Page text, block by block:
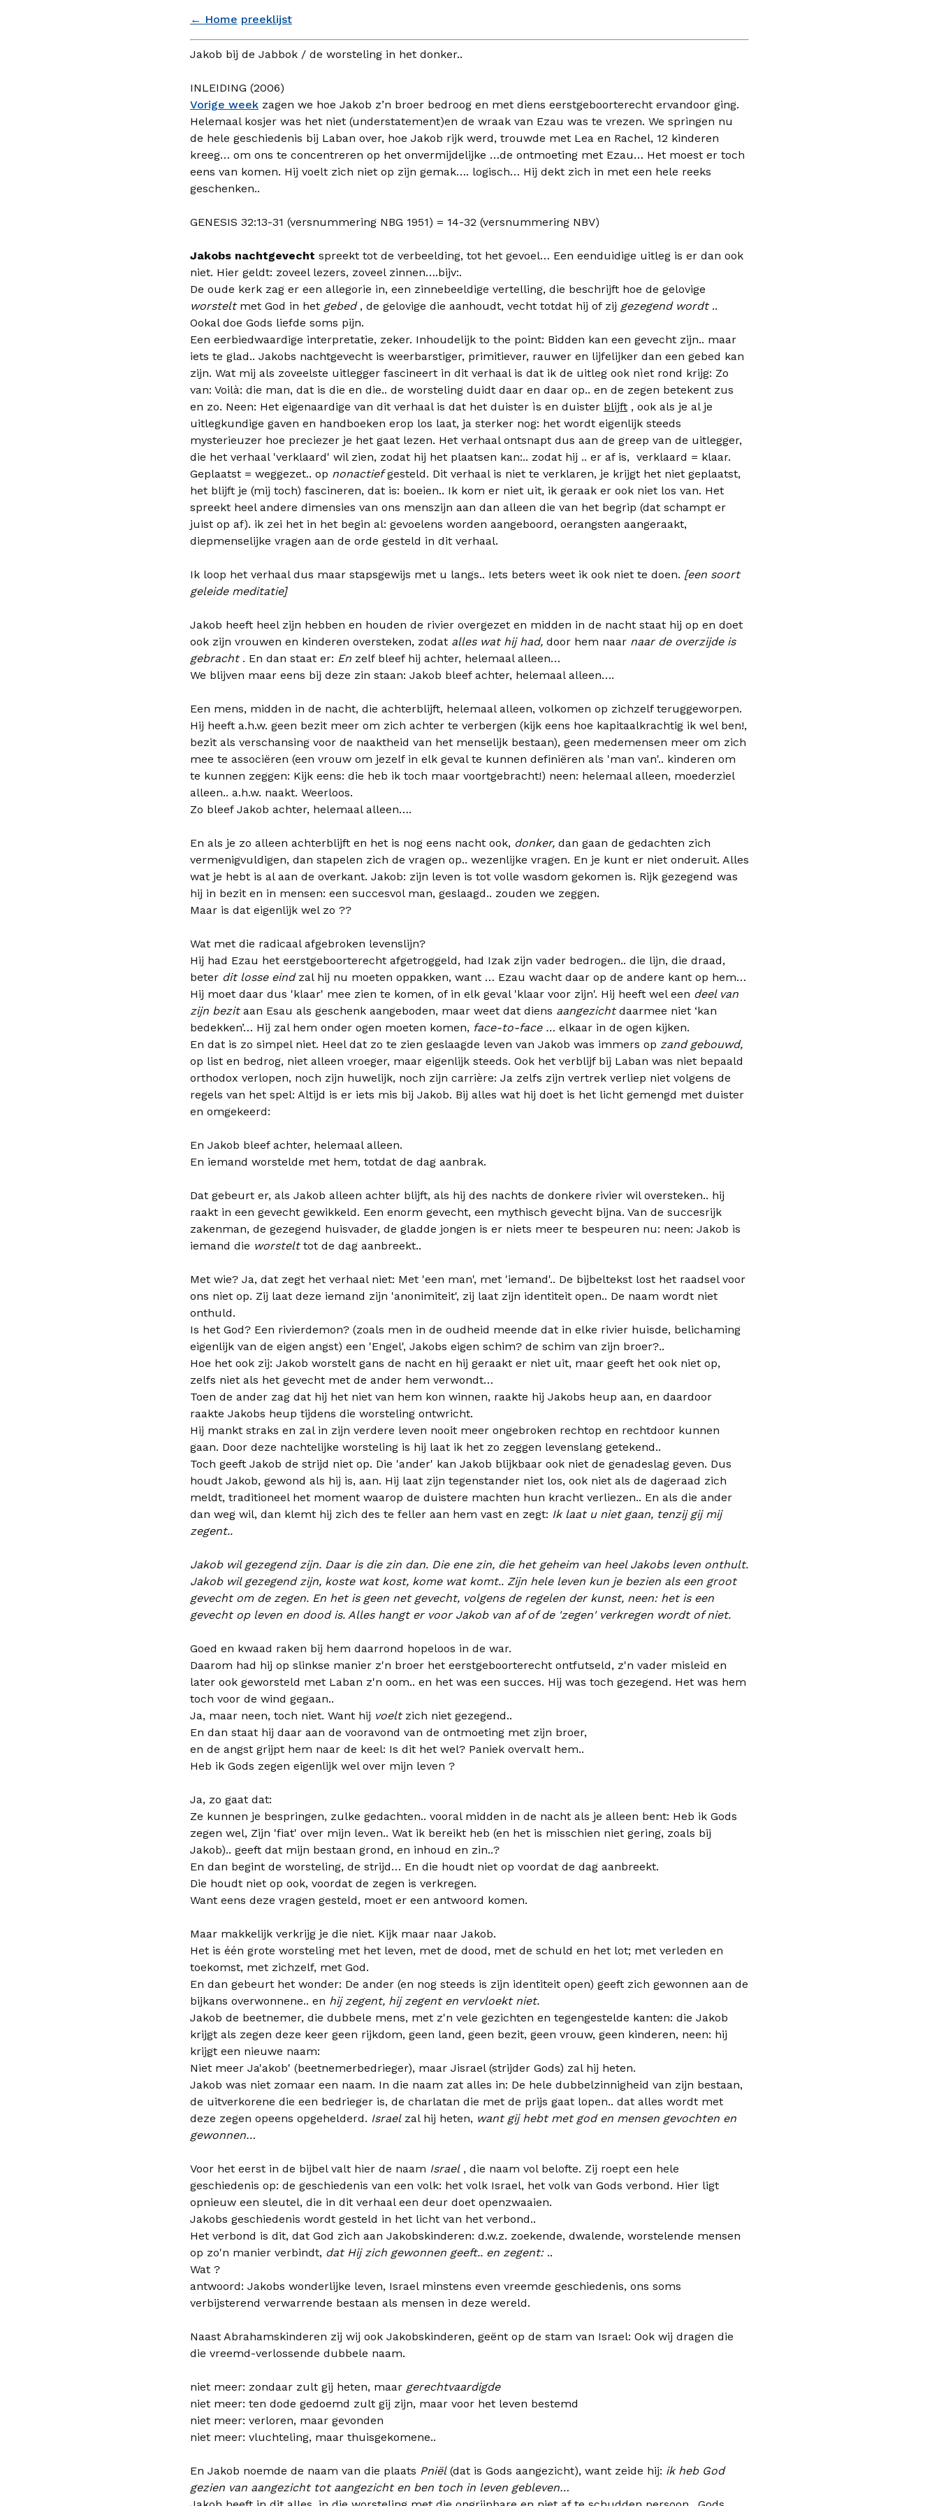
← Home preeklijst
Jakob bij de Jabbok / de worsteling in het donker..
INLEIDING (2006)
Vorige week zagen we hoe Jakob z’n broer bedroog en met diens eerstgeboorterecht ervandoor ging.
Helemaal kosjer was het niet (understatement)en de wraak van Ezau was te vrezen. We springen nu
de hele geschiedenis bij Laban over, hoe Jakob rijk werd, trouwde met Lea en Rachel, 12 kinderen
kreeg… om ons te concentreren op het onvermijdelijke …de ontmoeting met Ezau… Het moest er toch
eens van komen. Hij voelt zich niet op zijn gemak…. logisch… Hij dekt zich in met een hele reeks
geschenken..
GENESIS 32:13-31 (versnummering NBG 1951) = 14-32 (versnummering NBV)
Jakobs nachtgevecht spreekt tot de verbeelding, tot het gevoel… Een eenduidige uitleg is er dan ook
niet. Hier geldt: zoveel lezers, zoveel zinnen….bijv:.
De oude kerk zag er een allegorie in, een zinnebeeldige vertelling, die beschrijft hoe de gelovige
worsteltmet God in het gebed, de gelovige die aanhoudt, vecht totdat hij of zij gezegend wordt..
Ookal doe Gods liefde soms pijn.
Een eerbiedwaardige interpretatie, zeker. Inhoudelijk to the point: Bidden kan een gevecht zijn.. maar
iets te glad.. Jakobs nachtgevecht is weerbarstiger, primitiever, rauwer en lijfelijker dan een gebed kan
zijn. Wat mij als zoveelste uitlegger fascineert in dit verhaal is dat ik de uitleg ook nìet rond krijg: Zo
van: Voilà: die man, dat is die en die.. de worsteling duidt daar en daar op.. en de zegen betekent zus
en zo. Neen: Het eigenaardige van dit verhaal is dat het duister ìs en duister blijft , ook als je al je
uitlegkundige gaven en handboeken erop los laat, ja sterker nog: het wordt eigenlijk steeds
mysterieuzer hoe preciezer je het gaat lezen. Het verhaal ontsnapt dus aan de greep van de uitlegger,
die het verhaal 'verklaard' wil zien, zodat hij het plaatsen kan:.. zodat hij .. er af is, verklaard = klaar.
Geplaatst = weggezet.. op nonactiefgesteld. Dit verhaal is niet te verklaren, je krijgt het niet geplaatst,
het blijft je (mij toch) fascineren, dat is: boeien.. Ik kom er niet uit, ik geraak er ook niet los van. Het
spreekt heel andere dimensies van ons menszijn aan dan alleen die van het begrip (dat schampt er
juist op af). ik zei het in het begin al: gevoelens worden aangeboord, oerangsten aangeraakt,
diepmenselijke vragen aan de orde gesteld in dit verhaal.
Ik loop het verhaal dus maar stapsgewijs met u langs.. Iets beters weet ik ook niet te doen. [een soort
geleide meditatie]
Jakob heeft heel zijn hebben en houden de rivier overgezet en midden in de nacht staat hij op en doet
ook zijn vrouwen en kinderen oversteken, zodat alles wat hij had, door hem naar naar de overzijde is
gebracht. En dan staat er: En zelf bleef hij achter, helemaal alleen…
We blijven maar eens bij deze zin staan: Jakob bleef achter, helemaal alleen….
Een mens, midden in de nacht, die achterblijft, helemaal alleen, volkomen op zichzelf teruggeworpen.
Hij heeft a.h.w. geen bezit meer om zich achter te verbergen (kijk eens hoe kapitaalkrachtig ik wel ben!,
bezit als verschansing voor de naaktheid van het menselijk bestaan), geen medemensen meer om zich
mee te associëren (een vrouw om jezelf in elk geval te kunnen definiëren als 'man van'.. kinderen om
te kunnen zeggen: Kijk eens: die heb ik toch maar voortgebracht!) neen: helemaal alleen, moederziel
alleen.. a.h.w. naakt. Weerloos.
Zo bleef Jakob achter, helemaal alleen….
En als je zo alleen achterblijft en het is nog eens nacht ook, donker, dan gaan de gedachten zich
vermenigvuldigen, dan stapelen zich de vragen op.. wezenlijke vragen. En je kunt er niet onderuit. Alles
wat je hebt is al aan de overkant. Jakob: zijn leven is tot volle wasdom gekomen is. Rijk gezegend was
hij in bezit en in mensen: een succesvol man, geslaagd.. zouden we zeggen.
Maar is dat eigenlijk wel zo ??
Wat met die radicaal afgebroken levenslijn?
Hij had Ezau het eerstgeboorterecht afgetroggeld, had Izak zijn vader bedrogen.. die lijn, die draad,
beter dit losse eindzal hij nu moeten oppakken, want … Ezau wacht daar op de andere kant op hem…
Hij moet daar dus 'klaar' mee zien te komen, of in elk geval 'klaar voor zijn'. Hij heeft wel een deel van
zijn bezitaan Esau als geschenk aangeboden, maar weet dat diens aangezichtdaarmee niet ‘kan
bedekken’… Hij zal hem onder ogen moeten komen, face-to-face … elkaar in de ogen kijken.
En dat is zo simpel niet. Heel dat zo te zien geslaagde leven van Jakob was immers op zand gebouwd,
op list en bedrog, niet alleen vroeger, maar eigenlijk steeds. Ook het verblijf bij Laban was niet bepaald
orthodox verlopen, noch zijn huwelijk, noch zijn carrière: Ja zelfs zijn vertrek verliep niet volgens de
regels van het spel: Altijd is er iets mis bij Jakob. Bij alles wat hij doet is het licht gemengd met duister
en omgekeerd:
En Jakob bleef achter, helemaal alleen.
En iemand worstelde met hem, totdat de dag aanbrak.
Dat gebeurt er, als Jakob alleen achter blijft, als hij des nachts de donkere rivier wil oversteken.. hij
raakt in een gevecht gewikkeld. Een enorm gevecht, een mythisch gevecht bijna. Van de succesrijk
zakenman, de gezegend huisvader, de gladde jongen is er niets meer te bespeuren nu: neen: Jakob is
iemand die worstelttot de dag aanbreekt..
Met wie? Ja, dat zegt het verhaal niet: Met 'een man', met 'iemand'.. De bijbeltekst lost het raadsel voor
ons niet op. Zij laat deze iemand zijn 'anonimiteit', zij laat zijn identiteit open.. De naam wordt niet
onthuld.
Is het God? Een rivierdemon? (zoals men in de oudheid meende dat in elke rivier huisde, belichaming
eigenlijk van de eigen angst) een 'Engel', Jakobs eigen schim? de schim van zijn broer?..
Hoe het ook zij: Jakob worstelt gans de nacht en hij geraakt er niet uit, maar geeft het ook niet op,
zelfs niet als het gevecht met de ander hem verwondt…
Toen de ander zag dat hij het niet van hem kon winnen, raakte hij Jakobs heup aan, en daardoor
raakte Jakobs heup tijdens die worsteling ontwricht.
Hij mankt straks en zal in zijn verdere leven nooit meer ongebroken rechtop en rechtdoor kunnen
gaan. Door deze nachtelijke worsteling is hij laat ik het zo zeggen levenslang getekend..
Toch geeft Jakob de strijd niet op. Die 'ander' kan Jakob blijkbaar ook niet de genadeslag geven. Dus
houdt Jakob, gewond als hij is, aan. Hij laat zijn tegenstander niet los, ook niet als de dageraad zich
meldt, traditioneel het moment waarop de duistere machten hun kracht verliezen.. En als die ander
dan weg wil, dan klemt hij zich des te feller aan hem vast en zegt: Ik laat u niet gaan, tenzij gij mij
zegent..
Jakob wil gezegend zijn. Daar is die zin dan. Die ene zin, die het geheim van heel Jakobs leven onthult.
Jakob wil gezegend zijn, koste wat kost, kome wat komt.. Zijn hele leven kun je bezien als een groot
gevecht om de zegen. En het is geen net gevecht, volgens de regelen der kunst, neen: het is een
gevecht op leven en dood is. Alles hangt er voor Jakob van af of de 'zegen' verkregen wordt of niet.
Goed en kwaad raken bij hem daarrond hopeloos in de war.
Daarom had hij op slinkse manier z'n broer het eerstgeboorterecht ontfutseld, z'n vader misleid en
later ook geworsteld met Laban z'n oom.. en het was een succes. Hij was toch gezegend. Het was hem
toch voor de wind gegaan..
Ja, maar neen, toch niet. Want hij voeltzich niet gezegend..
En dan staat hij daar aan de vooravond van de ontmoeting met zijn broer,
en de angst grijpt hem naar de keel: Is dit het wel? Paniek overvalt hem..
Heb ik Gods zegen eigenlijk wel over mijn leven ?
Ja, zo gaat dat:
Ze kunnen je bespringen, zulke gedachten.. vooral midden in de nacht als je alleen bent: Heb ik Gods
zegen wel, Zijn 'fiat' over mijn leven.. Wat ik bereikt heb (en het is misschien niet gering, zoals bij
Jakob).. geeft dat mijn bestaan grond, en inhoud en zin..?
En dan begint de worsteling, de strijd… En die houdt niet op voordat de dag aanbreekt.
Die houdt niet op ook, voordat de zegen is verkregen.
Want eens deze vragen gesteld, moet er een antwoord komen.
Maar makkelijk verkrijg je die niet. Kijk maar naar Jakob.
Het is één grote worsteling met het leven, met de dood, met de schuld en het lot; met verleden en
toekomst, met zichzelf, met God.
En dan gebeurt het wonder: De ander (en nog steeds is zijn identiteit open) geeft zich gewonnen aan de
bijkans overwonnene.. en hij zegent, hij zegent en vervloekt niet.
Jakob de beetnemer, die dubbele mens, met z'n vele gezichten en tegengestelde kanten: die Jakob
krijgt als zegen deze keer geen rijkdom, geen land, geen bezit, geen vrouw, geen kinderen, neen: hij
krijgt een nieuwe naam:
Niet meer Ja'akob' (beetnemerbedrieger), maar Jisrael (strijder Gods) zal hij heten.
Jakob was niet zomaar een naam. In die naam zat alles in: De hele dubbelzinnigheid van zijn bestaan,
de uitverkorene die een bedrieger is, de charlatan die met de prijs gaat lopen.. dat alles wordt met
deze zegen opeens opgehelderd. Israelzal hij heten, want gij hebt met god en mensen gevochten en
gewonnen…
Voor het eerst in de bijbel valt hier de naam Israel, die naam vol belofte. Zij roept een hele
geschiedenis op: de geschiedenis van een volk: het volk Israel, het volk van Gods verbond. Hier ligt
opnieuw een sleutel, die in dit verhaal een deur doet openzwaaien.
Jakobs geschiedenis wordt gesteld in het licht van het verbond..
Het verbond is dit, dat God zich aan Jakobskinderen: d.w.z. zoekende, dwalende, worstelende mensen
op zo'n manier verbindt, dat Hij zich gewonnen geeft.. en zegent:..
Wat ?
antwoord: Jakobs wonderlijke leven, Israel minstens even vreemde geschiedenis, ons soms
verbijsterend verwarrende bestaan als mensen in deze wereld.
Naast Abrahamskinderen zij wij ook Jakobskinderen, geënt op de stam van Israel: Ook wij dragen die
die vreemd-verlossende dubbele naam.
niet meer: zondaar zult gij heten, maar gerechtvaardigde
niet meer: ten dode gedoemd zult gij zijn, maar voor het leven bestemd
niet meer: verloren, maar gevonden
niet meer: vluchteling, maar thuisgekomene..
En Jakob noemde de naam van die plaats Pniël(dat is Gods aangezicht), want zeide hij: ik heb God
gezien van aangezicht tot aangezicht en ben toch in leven gebleven…